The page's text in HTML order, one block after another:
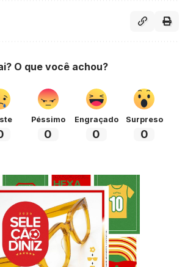
O que você achou?
Péssimo
0
Engraçado
0
Surpreso
0